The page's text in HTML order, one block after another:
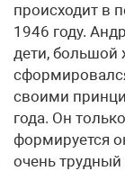
происходит в
1946 году.
дети,
своими
года. Он
формируется
очень трудный